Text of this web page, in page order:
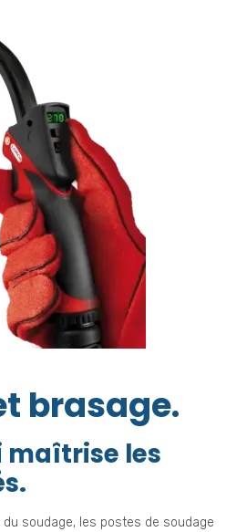
brasage.
maîtrise les
soudage, les postes de soudage